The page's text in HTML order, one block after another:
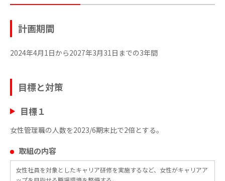
計画期間
2024年4月1日から2027年3月31日までの3年間
目標と対策
目標１
女性管理職の人数を2023/6期末比で2倍とする。
取組の内容
女性社員を対象としたキャリア研修を実施するなど、女性がキャリアア